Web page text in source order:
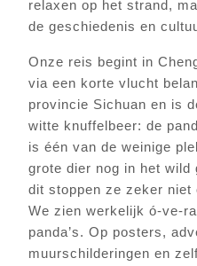
relaxen op het strand,
de geschiedenis en
Onze reis begint in
via een korte vlucht
provincie Sichuan en is
witte knuffelbeer: de
is één van de weinige
grote dier nog in het wild
dit stoppen ze zeker niet
We zien werkelijk ó-ve-
panda’s. Op posters,
muurschilderingen en